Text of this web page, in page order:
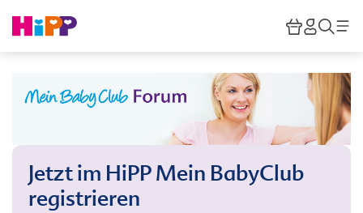
HiPP
Jetzt im HiPP Mein BabyClub
registrieren